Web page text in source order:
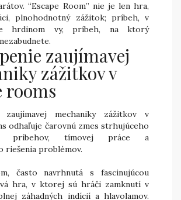
“Escape Room” nie je len hra,
plnohodnotný zážitok; príbeh, v
hrdinom vy, príbeh, na ktorý
zaujímavej
zážitkov v
rooms
zaujímavej mechaniky zážitkov v
odhaľuje čarovnú zmes strhujúceho
príbehov, tímovej práce a
riešenia problémov.
často navrhnutá s fascinujúcou
hra, v ktorej sú hráči zamknutí v
záhadných indícií a hlavolamov.